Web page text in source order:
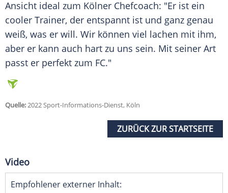
Ansicht ideal zum Kölner Chefcoach: "Er ist ein
cooler Trainer, der entspannt ist und ganz genau
weiß, was er will. Wir können viel lachen mit ihm,
aber er kann auch hart zu uns sein. Mit seiner Art
passt er perfekt zum FC."
Quelle:2022 Sport-Informations-Dienst, Köln
ZURÜCK ZUR STARTSEITE
Video
Empfohlener externer Inhalt: